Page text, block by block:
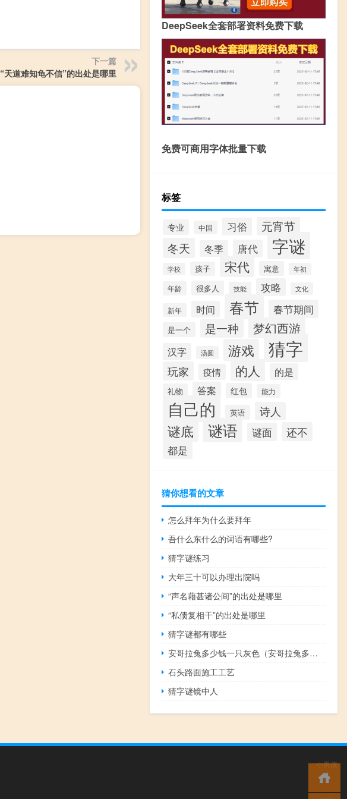
下一篇
“天道难知龟不信”的出处是哪里
DeepSeek全套部署资料免费下载
免费可商用字体批量下载
标签
专业 中国 习俗 元宵节
冬天 冬季 唐代 字谜
学校 孩子 宋代 寓意 年初
年龄 很多人 技能 攻略 文化
新年 时间 春节 春节期间
是一个 是一种 梦幻西游
汉字 汤圆 游戏 猜字
玩家 疫情 的人 的是
礼物 答案 红包 能力
自己的 英语 诗人
谜底 谜语 谜面 还不
都是
猜你想看的文章
怎么拜年为什么要拜年
吾什么东什么的词语有哪些?
猜字谜练习
大年三十可以办理出院吗
“声名藉甚诸公间”的出处是哪里
“私债复相干”的出处是哪里
猜字谜都有哪些
安哥拉兔多少钱一只灰色（安哥拉兔多少钱一只）
石头路面施工工艺
猜字谜镜中人
小男孩